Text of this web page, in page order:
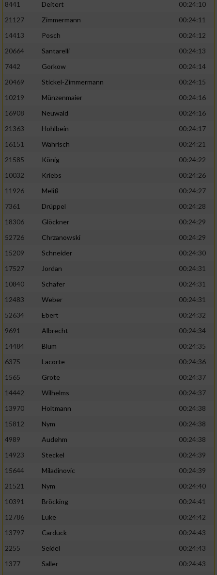
8441 Deitert
00:24:10
21127
Zimmermann
00:24:11
14413
Posch
00:24:12
20664
Santarelli
00:24:13
7442
Gorkow
00:24:14
20469
Stickel-Zimmermann
00:24:15
10219
Münzenmaier
00:24:16
16908
Neuwald
00:24:16
21363
Hohlbein
00:24:17
16151
Währisch
00:24:21
21585
König
00:24:22
10032
Kriebs
00:24:26
11926
Meliß
00:24:27
7361
Drüppel
00:24:28
18306
Glöckner
00:24:29
52726
Chrzanowski
00:24:29
15209
Schneider
00:24:30
17527
Jordan
00:24:31
10840
Schäfer
00:24:31
12483
Weber
00:24:31
52634
Ebert
00:24:32
9691
Albrecht
00:24:34
14484
Blum
00:24:35
6375
Lacorte
00:24:36
1565
Grote
00:24:37
14442
Wilhelms
00:24:37
13970
Holtmann
00:24:38
15812
Nym
00:24:38
4989
Audehm
00:24:38
14923
Steckel
00:24:39
15644
Miladinovic
00:24:39
21521
Nym
00:24:40
10391
Bröcking
00:24:41
12786
Lüke
00:24:42
13797
Carduck
00:24:43
2255
Seidel
00:24:43
1377
Saller
00:24:43